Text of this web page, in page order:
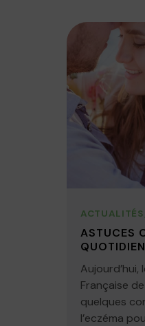
ACTUALITÉS
ASTUCES
QUOTIDIEN
Aujourd’hui,
Française
quelques
l’eczéma